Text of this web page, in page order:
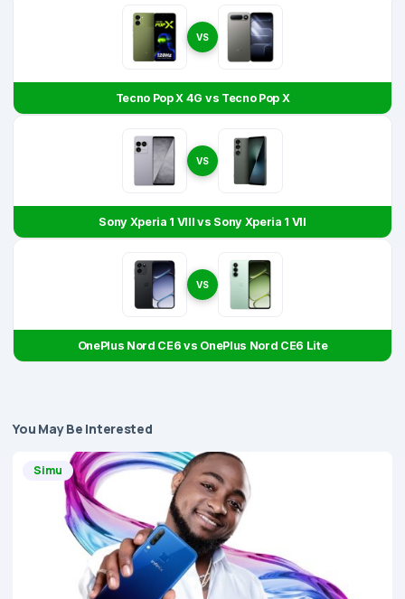
VS
Tecno Pop X 4G vs Tecno Pop X
VS
Sony Xperia 1 VIII vs Sony Xperia 1 VII
VS
OnePlus Nord CE6 vs OnePlus Nord CE6 Lite
You May Be Interested
Simu